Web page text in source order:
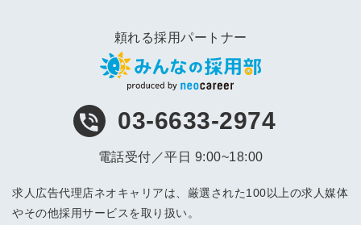
頼れる採用パートナー
03-6633-2974
電話受付／平日 9:00~18:00
求人広告代理店ネオキャリアは、厳選された100以上の求人媒体
やその他採用サービスを取り扱い。